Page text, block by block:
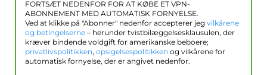
FORTSÆT NEDENFOR FOR AT KØBE ET VPN-
ABONNEMENT MED AUTOMATISK FORNYELSE.
Ved at klikke på "Abonner" nedenfor accepterer jeg vilkårene
og betingelserne – herunder tvistbilæggelsesklausulen, der
kræver bindende voldgift for amerikanske beboere;
privatlivspolitikken, opsigelsespolitikken og vilkårene for
automatisk fornyelse, der er angivet nedenfor.